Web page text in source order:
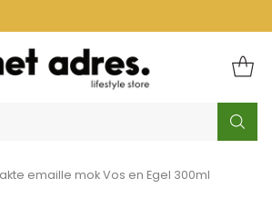
emaille mok Vos en Egel 300ml